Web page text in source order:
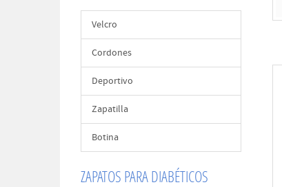
Velcro
Cordones
Deportivo
Zapatilla
Botina
ZAPATOS PARA DIABÉTICOS